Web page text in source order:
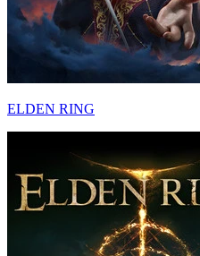
ELDEN RING